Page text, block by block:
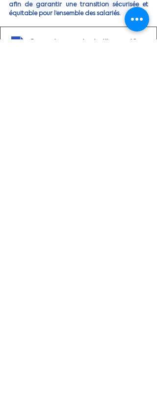
afin de garantir une transition sécurisée et
équitable pour l’ensemble des salariés.
Compte-rendu de l'INC Maladie
.pdf